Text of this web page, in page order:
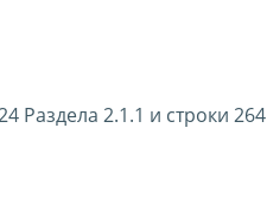
Раздела 2.1.1 и строки 264